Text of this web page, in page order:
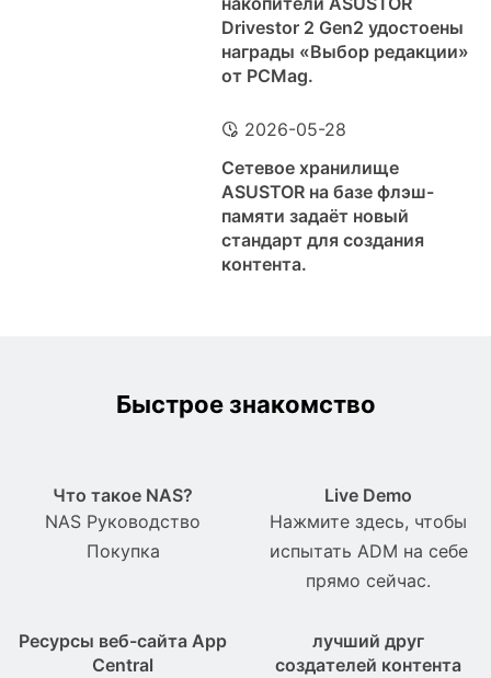
Drivestor 2 Gen2 удостоены
награды «Выбор редакции»
от PCMag.
2026-05-28
Сетевое хранилище
ASUSTOR на базе флэш-
памяти задаёт новый
стандарт для создания
контента.
Быстрое знакомство
Что такое NAS?
NAS Pуководство
Покупка
Live Demo
Нажмите здесь, чтобы
испытать ADM на себе
прямо сейчас.
Ресурсы веб-сайта App
Central
лучший друг
создателей контента